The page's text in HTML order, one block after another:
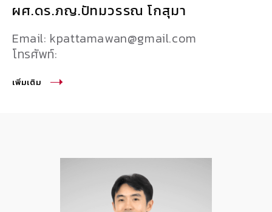
ผศ.ดร.ภญ.ปัทมวรรณ โกสุมา
Email: kpattamawan@gmail.com
โทรศัพท์:
เพิ่มเติม